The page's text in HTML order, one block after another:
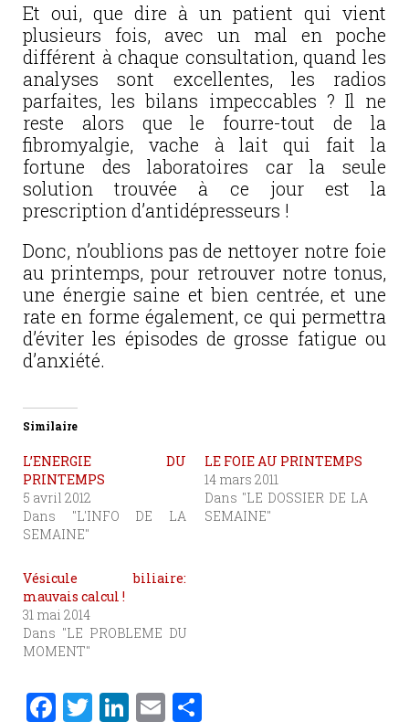
Et oui, que dire à un patient qui vient
plusieurs fois, avec un mal en poche
différent à chaque consultation, quand les
analyses sont excellentes, les radios
parfaites, les bilans impeccables ? Il ne
reste alors que le fourre-tout de la
fibromyalgie, vache à lait qui fait la
fortune des laboratoires car la seule
solution trouvée à ce jour est la
prescription d’antidépresseurs !
Donc, n’oublions pas de nettoyer notre foie
au printemps, pour retrouver notre tonus,
une énergie saine et bien centrée, et une
rate en forme également, ce qui permettra
d’éviter les épisodes de grosse fatigue ou
d’anxiété.
Similaire
L’ENERGIE DU
PRINTEMPS
5 avril 2012
Dans "L'INFO DE LA
SEMAINE"
LE FOIE AU PRINTEMPS
14 mars 2011
Dans "LE DOSSIER DE LA
SEMAINE"
Vésicule biliaire:
mauvais calcul !
31 mai 2014
Dans "LE PROBLEME DU
MOMENT"
F T Li E